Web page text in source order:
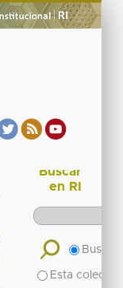
Buscar
en RI
Buscar
Esta